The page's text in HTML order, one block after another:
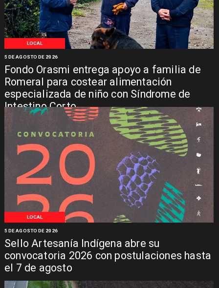
LOCAL
Fondo Orasmi entrega apoyo a familia de
Romeral para costear alimentación
especializada de niño con Síndrome de
Intestino Corto
5 DE AGOSTO DE 2026
LOCAL
Sello Artesanía Indígena abre su
convocatoria 2026 con postulaciones hasta
el 7 de agosto
5 DE AGOSTO DE 2026